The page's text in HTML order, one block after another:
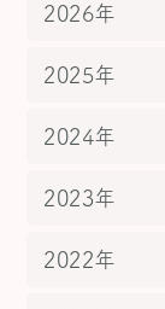
2026年
2025年
2024年
2023年
2022年